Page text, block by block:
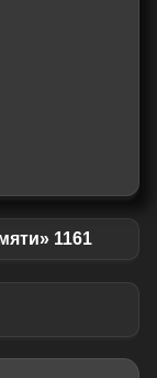
1161